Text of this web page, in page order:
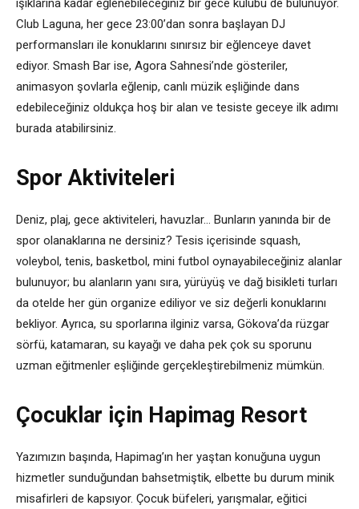
ışıklarına kadar eğlenebileceğiniz bir gece kulübü de bulunuyor.
Club Laguna, her gece 23:00’dan sonra başlayan DJ
performansları ile konuklarını sınırsız bir eğlenceye davet
ediyor. Smash Bar ise, Agora Sahnesi’nde gösteriler,
animasyon şovlarla eğlenip, canlı müzik eşliğinde dans
edebileceğiniz oldukça hoş bir alan ve tesiste geceye ilk adımı
burada atabilirsiniz.
Spor Aktiviteleri
Deniz, plaj, gece aktiviteleri, havuzlar… Bunların yanında bir de
spor olanaklarına ne dersiniz? Tesis içerisinde squash,
voleybol, tenis, basketbol, mini futbol oynayabileceğiniz alanlar
bulunuyor; bu alanların yanı sıra, yürüyüş ve dağ bisikleti turları
da otelde her gün organize ediliyor ve siz değerli konuklarını
bekliyor. Ayrıca, su sporlarına ilginiz varsa, Gökova’da rüzgar
sörfü, katamaran, su kayağı ve daha pek çok su sporunu
uzman eğitmenler eşliğinde gerçekleştirebilmeniz mümkün.
Çocuklar için Hapimag Resort
Yazımızın başında, Hapimag’ın her yaştan konuğuna uygun
hizmetler sunduğundan bahsetmiştik, elbette bu durum minik
misafirleri de kapsıyor. Çocuk büfeleri, yarışmalar, eğitici